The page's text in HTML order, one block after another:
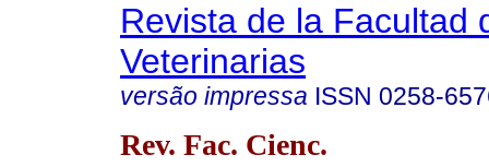
Revista de la Facultad
Veterinarias
versão impressa ISSN 0258-
Rev. Fac. Cienc.